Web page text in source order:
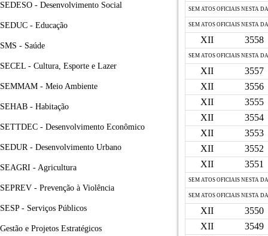
SEDESO - Desenvolvimento Social
SEDUC - Educação
SMS - Saúde
SECEL - Cultura, Esporte e Lazer
SEMMAM - Meio Ambiente
SEHAB - Habitação
SETTDEC - Desenvolvimento Econômico
SEDUR - Desenvolvimento Urbano
SEAGRI - Agricultura
SEPREV - Prevenção à Violência
SESP - Serviços Públicos
Gestão e Projetos Estratégicos
SEM ATOS OFICIAIS NESTA
SEM ATOS OFICIAIS NESTA
XII 3558
SEM ATOS OFICIAIS NESTA
XII
3557
XII
3556
XII
3555
XII
3554
XII
3553
XII
3552
XII
3551
SEM ATOS OFICIAIS NESTA
SEM ATOS OFICIAIS NESTA
XII
3550
XII
3549